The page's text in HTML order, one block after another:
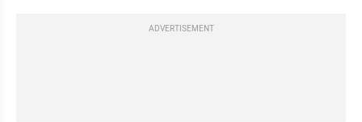
ADVERTISEMENT